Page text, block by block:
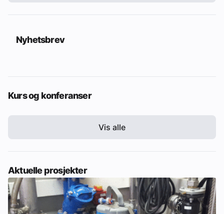
Nyhetsbrev
Kurs og konferanser
Vis alle
Aktuelle prosjekter